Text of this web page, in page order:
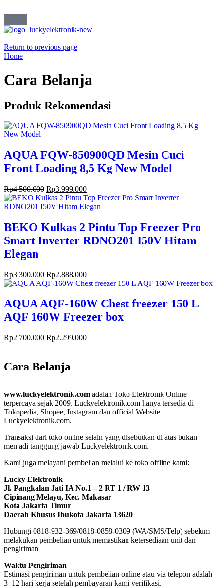
Return to previous page
Home
Cara Belanja
Produk Rekomendasi
AQUA FQW-850900QD Mesin Cuci
Front Loading 8,5 Kg New Model
Rp4.500.000 Rp3.999.000
BEKO Kulkas 2 Pintu Top Freezer Pro
Smart Inverter RDNO201 I50V Hitam
Elegan
Rp3.300.000 Rp2.888.000
AQUA AQF-160W Chest freezer 150 L
AQF 160W Freezer box
Rp2.700.000 Rp2.299.000
Cara Belanja
www.luckyelektronik.com adalah Toko Elektronik Online
terpercaya sejak 2009. Luckyelektronik.com hanya tersedia di
Tokopedia, Shopee, Instagram dan official Website
Luckyelektronik.com.
Transaksi dari toko online selain yang disebutkan di atas bukan
menjadi tanggung jawab Luckyelektronik.com.
Kami juga melayani pembelian melalui ke toko offline kami:
Lucky Elektronik
Jl. Pangkalan Jati IA No.1 – 2 RT 1 / RW 13
Cipinang Melayu, Kec. Makasar
Kota Jakarta Timur
Daerah Khusus Ibukota Jakarta 13620
Hubungi 0818-932-369/0818-0858-0309 (WA/SMS/Telp) sebelum
melakukan pembelian untuk memastikan ketersediaan unit dan
pengiriman
Waktu Pengiriman
Estimasi pengiriman untuk pembelian online atau via telepon adalah
3–12 hari kerja setelah pembayaran kami verifikasi.